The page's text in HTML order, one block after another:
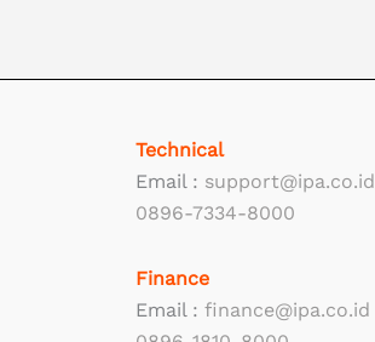
Technical
Email : support@ipa.co.id
0896-7334-8000
Finance
Email : finance@ipa.co.id